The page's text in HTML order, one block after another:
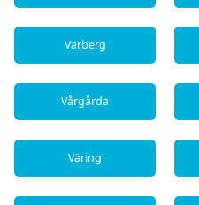
Varberg
Vårgårda
Väring